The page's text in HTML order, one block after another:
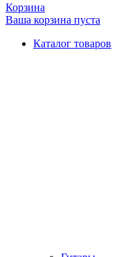
Корзина
Ваша корзина пуста
Каталог товаров